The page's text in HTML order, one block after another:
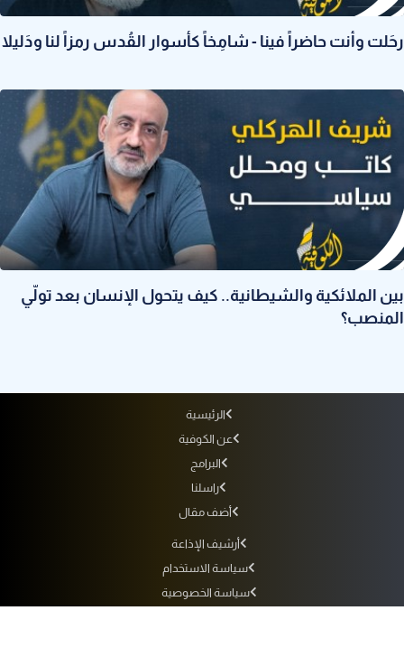
رحَلت وأنت حاضراً فينا - شامِخاً كأسوار القُدس رمزاً لنا ودَليلا
بين الملائكية والشيطانية.. كيف يتحول الإنسان بعد تولّي
المنصب؟
الرئيسية
عن الكوفية
البرامج
راسلنا
أضف مقال
أرشيف الإذاعة
سياسة الاستخدام
سياسة الخصوصية